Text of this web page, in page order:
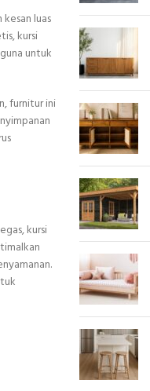
luas
kursi
untuk
furnitur ini
kursi